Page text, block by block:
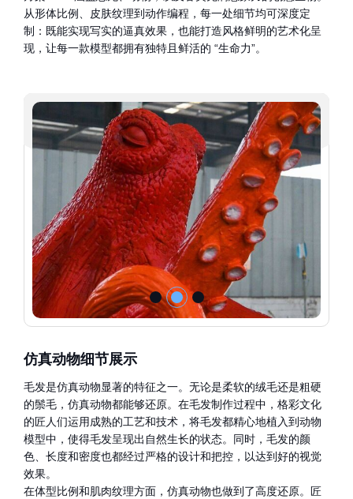
从形体比例、皮肤纹理到动作编程，每一处细节均可深度定
制：既能实现写实的逼真效果，也能打造风格鲜明的艺术化呈
现，让每一款模型都拥有独特且鲜活的 “生命力”。
仿真动物细节展示
毛发是仿真动物显著的特征之一。无论是柔软的绒毛还是粗硬
的鬃毛，仿真动物都能够还原。在毛发制作过程中，格彩文化
的匠人们运用成熟的工艺和技术，将毛发都精心地植入到动物
模型中，使得毛发呈现出自然生长的状态。同时，毛发的颜
色、长度和密度也都经过严格的设计和把控，以达到好的视觉
效果。
在体型比例和肌肉纹理方面，仿真动物也做到了高度还原。匠